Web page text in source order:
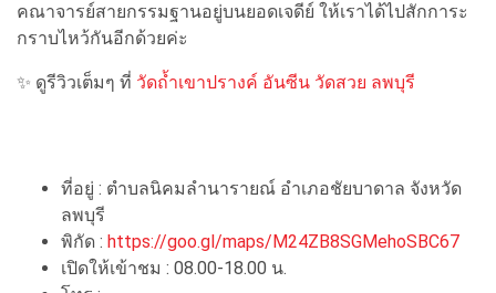
คณาจารย์สายกรรมฐานอยู่บนยอดเจดีย์ ให้เราได้ไปสักการะ
กราบไหว้กันอีกด้วยค่ะ
✨ ดูรีวิวเต็มๆ ที่ วัดถ้ำเขาปรางค์ อันซีน วัดสวย ลพบุรี
ที่อยู่ : ตำบลนิคมลำนารายณ์ อำเภอชัยบาดาล จังหวัด
ลพบุรี
พิกัด : https://goo.gl/maps/M24ZB8SGMehoSBC67
เปิดให้เข้าชม : 08.00-18.00 น.